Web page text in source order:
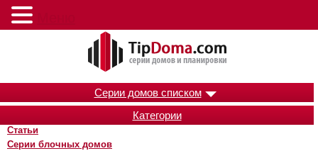
Серии домов списком
Категории
Статьи
Серии блочных домов